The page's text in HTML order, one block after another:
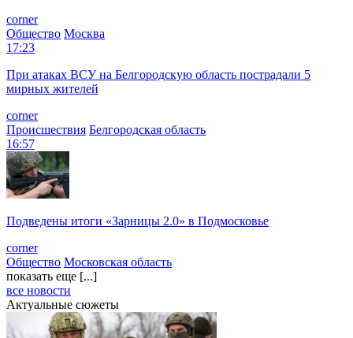
corner
Общество Москва
17:23
При атаках ВСУ на Белгородскую область пострадали 5
мирных жителей
corner
Происшествия Белгородская область
16:57
Подведены итоги «Зарницы 2.0» в Подмосковье
corner
Общество Московская область
показать еще [...]
все новости
Актуальные сюжеты